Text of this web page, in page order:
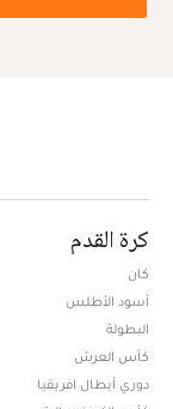
كرة القدم
كان
أسود الأطلس
البطولة
كأس العرش
دوري أبطال افريقيا